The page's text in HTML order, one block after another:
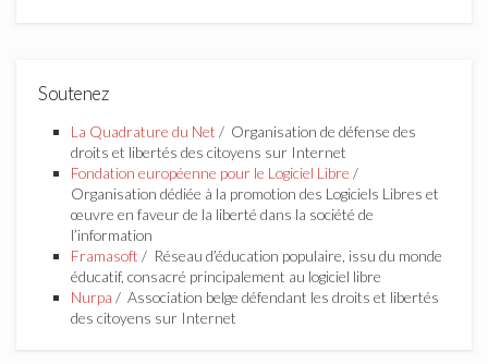
Soutenez
La Quadrature du Net / Organisation de défense des
droits et libertés des citoyens sur Internet
Fondation européenne pour le Logiciel Libre /
Organisation dédiée à la promotion des Logiciels Libres et
œuvre en faveur de la liberté dans la société de
l’information
Framasoft / Réseau d’éducation populaire, issu du monde
éducatif, consacré principalement au logiciel libre
Nurpa / Association belge défendant les droits et libertés
des citoyens sur Internet